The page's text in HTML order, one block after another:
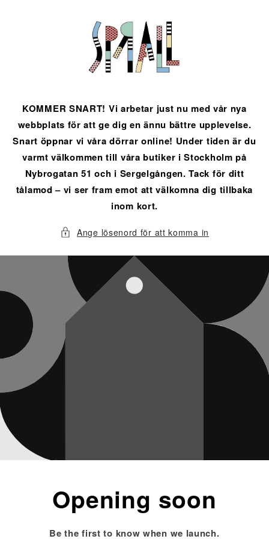
KOMMER SNART! Vi arbetar just nu med vår nya
webbplats för att ge dig en ännu bättre upplevelse.
Snart öppnar vi våra dörrar online! Under tiden är du
varmt välkommen till våra butiker i Stockholm på
Nybrogatan 51 och i Sergelgången. Tack för ditt
tålamod – vi ser fram emot att välkomna dig tillbaka
inom kort.
Ange lösenord för att komma in
Opening soon
Be the first to know when we launch.